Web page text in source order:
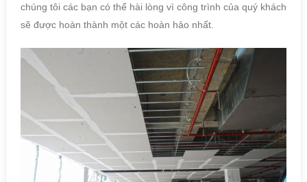
chúng tôi các bạn có thể hài lòng vì công trình của quý khách
sẽ được hoàn thành một các hoàn hảo nhất.